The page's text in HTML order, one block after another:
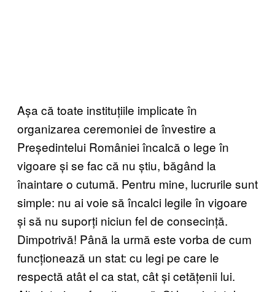
Așa că toate instituțiile implicate în
organizarea ceremoniei de învestire a
Președintelui României încalcă o lege în
vigoare și se fac că nu știu, băgând la
înaintare o cutumă. Pentru mine, lucrurile sunt
simple: nu ai voie să încalci legile în vigoare
și să nu suporți niciun fel de consecință.
Dimpotrivă! Până la urmă este vorba de cum
funcționează un stat: cu legi pe care le
respectă atât el ca stat, cât și cetățenii lui.